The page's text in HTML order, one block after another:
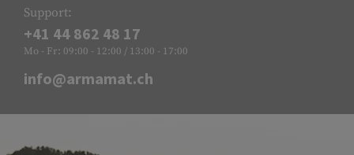
Support:
+41 44 862 48 17
Mo - Fr: 09:00 - 12:00 / 13:00 - 17:00
info@armamat.ch